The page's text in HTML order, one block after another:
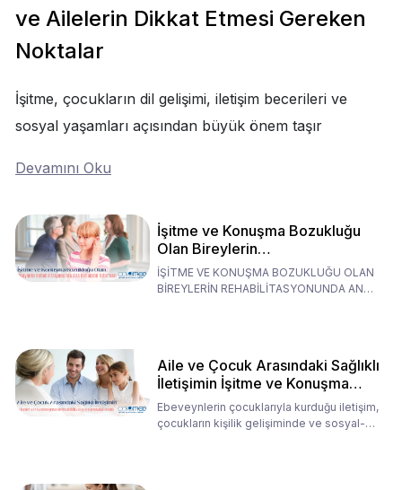
ve Ailelerin Dikkat Etmesi Gereken
Noktalar
İşitme, çocukların dil gelişimi, iletişim becerileri ve
sosyal yaşamları açısından büyük önem taşır
Devamını Oku
İşitme ve Konuşma Bozukluğu
Olan Bireylerin
Rehabilitasyonunda Ana
Babaların Tutumları
İŞİTME VE KONUŞMA BOZUKLUĞU OLAN
BİREYLERİN REHABİLİTASYONUNDA ANA
Aile ve Çocuk Arasındaki Sağlıklı
İletişimin İşitme ve Konuşma
Rehabilitasyonundaki Rolü
Ebeveynlerin çocuklarıyla kurduğu iletişim,
çocukların kişilik gelişiminde ve sosyal-